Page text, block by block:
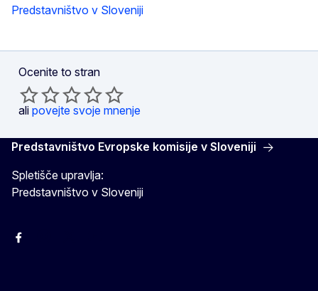
Predstavništvo v Sloveniji
Ocenite to stran
ali povejte svoje mnenje
Predstavništvo Evropske komisije v Sloveniji
Spletišče upravlja:
Predstavništvo v Sloveniji
Facebook